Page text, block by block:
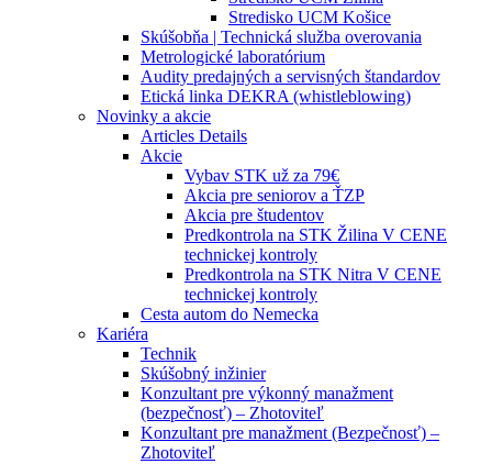
Stredisko UCM Košice
Skúšobňa | Technická služba overovania
Metrologické laboratórium
Audity predajných a servisných štandardov
Etická linka DEKRA (whistleblowing)
Novinky a akcie
Articles Details
Akcie
Vybav STK už za 79€
Akcia pre seniorov a ŤZP
Akcia pre študentov
Predkontrola na STK Žilina V CENE
technickej kontroly
Predkontrola na STK Nitra V CENE
technickej kontroly
Cesta autom do Nemecka
Kariéra
Technik
Skúšobný inžinier
Konzultant pre výkonný manažment
(bezpečnosť) – Zhotoviteľ
Konzultant pre manažment (Bezpečnosť) –
Zhotoviteľ